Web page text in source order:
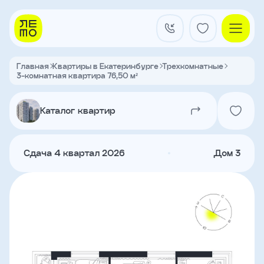
Главная Квартиры в Екатеринбурге Трехкомнатные
3-комнатная квартира 76,50 м²
Каталог квартир
Сдача 4 квартал 2026 Дом 3
звонок
Имя
Телефон
политики
конфиденциальности
Квартал на Титова
Квартиры
Агентам